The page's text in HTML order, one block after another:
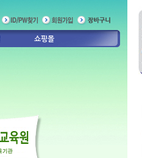
쇼핑몰